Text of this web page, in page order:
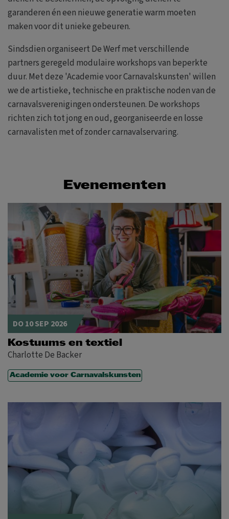
garanderen én een nieuwe generatie warm moeten
maken voor dit unieke gebeuren.
Sindsdien organiseert De Werf met verschillende
partners geregeld modulaire workshops van beperkte
duur. Met deze 'Academie voor Carnavalskunsten' willen
we de artistieke, technische en praktische noden van de
carnavalsverenigingen ondersteunen. De workshops
richten zich tot jong en oud, georganiseerde en losse
carnavalisten met of zonder carnavalservaring.
Evenementen
DO 10 SEP 2026
Kostuums en textiel
Charlotte De Backer
Academie voor Carnavalskunsten